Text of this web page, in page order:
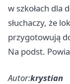
w szkołach dla
słuchaczy, że
przygotowują
Na podst.
Autor:krystian